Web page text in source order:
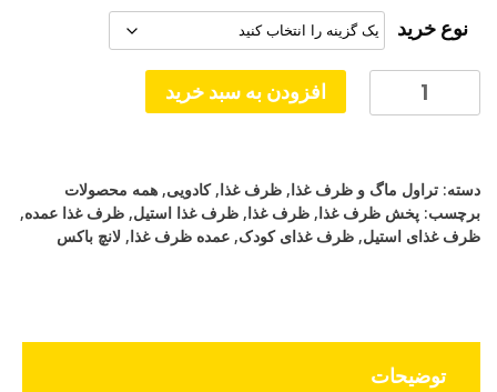
تا
تومان1,500,000
نوع خرید
غذا
باکس
خرسی
افزودن به سبد خرید
دسته: تراول ماگ و ظرف غذا, ظرف غذا,کادویی, همه محصولات
برچسب: پخش ظرف غذا, ظرف غذا, ظرف غذا استیل, ظرف غذا عمده,
ظرف غذای استیل, ظرف غذای کودک, عمده ظرف غذا, لانچ باکس
توضیحات